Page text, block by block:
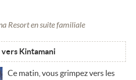
Resort en suite familiale
vers Kintamani
Ce matin, vous grimpez vers les